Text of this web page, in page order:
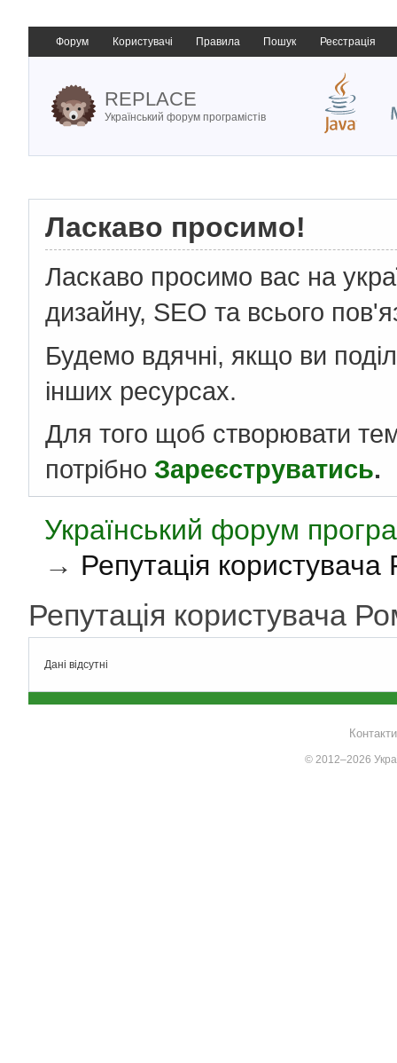
Форум Користувачі Правила Пошук Реєстрація
REPLACE
Український форум програмістів
Ласкаво просимо!
Ласкаво просимо вас на
дизайну, SEO та всього
Будемо вдячні, якщо ви
інших ресурсах.
Для того щоб створювати
потрібно Зареєструватись.
Український форум
→ Репутація
Репутація користувача
Дані відсутні
© 2012–2026